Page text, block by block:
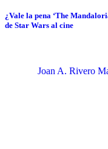
¿Vale la pena ‘The
de Star Wars al cine
Joan A. Rivero